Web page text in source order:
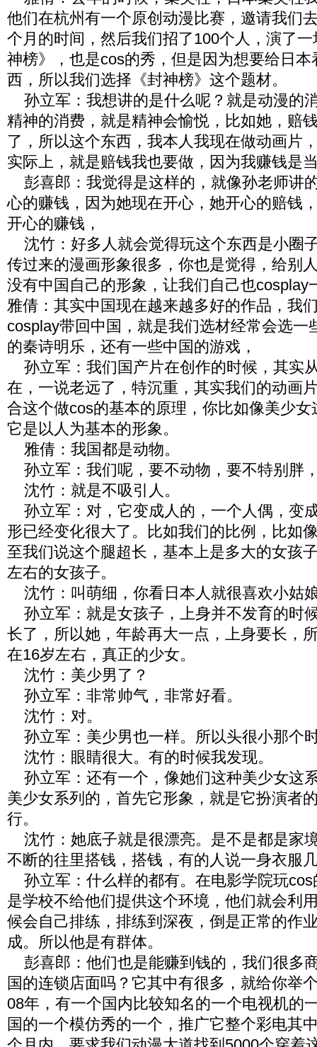
他们在杭州有一个原创动漫比赛，邀请我们
个月的时间，然后我们招了100个人，演了
神榜》，也是cos的秀，但是因为想要给日
西，所以我们选择《封神榜》这个题材。
孙立军：我想讲的是什么呢？就是动漫的
精神的消费，就是精神会愉悦，比如她，赔
了，所以这个东西，我本人我现在做动画片
实际上，就是赔钱我也要做，因为我赚钱是
彭喜郎：我觉得是这样的，就像孙老师讲
心的赚钱，因为她现在开心，她开心的赔钱
开心的赚钱，
沈竹：好多人就会觉得玩这个东西是小圈
传过来的漫画形象很多，你也是觉得，给别
没有中国自己的形象，让我们自己也cosplay
雅倩：其实中国现在越来越多好的作品，我
cosplay带回中国，就是我们选材经常会选一
的秦诗明乐，还有一些中国的游戏，
孙立军：我们国产片在创作的时候，其实
在，一说老远了，特沉重，其实我们的动画
合这个做cos的基本的原理，你比如像美少
它是以人为基本的形象。
雅倩：我国都是动物。
孙立军：我们呢，要不动物，要不特别胖
沈竹：就是不吸引人。
孙立军：对，它变成人的，一个人偶，变
形已经变化很大了。比如我们的比例，比如
至我们说这个腿超长，基本上是多大的女孩
左右的女孩子。
沈竹：叫萌细，你看日本人就很喜欢小姑
孙立军：就是女孩子，上身并不发育的时
长了，所以她，年龄再大一点，上身要长，
在16岁左右，真正的少女。
沈竹：美少男了？
孙立军：非常帅气，非常好看。
沈竹：对。
孙立军：美少男也一样。所以头很小那个
沈竹：眼睛很大。有的时候我发现。
孙立军：还有一个，像她们这种美少女这
美少女系列的，首先它形象，就是它扮演者
行。
沈竹：她底子就是很漂亮。是不是都是家
不断的往里搭钱，搭钱，有的人说一身衣服
孙立军：什么样的都有。在电影学院玩cos
是学校不给他们提供这个环境，他们就会利
候会自己排练，排练到深夜，倒是正常的作
成。所以他是有群体。
彭喜郎：他们也是能赚到钱的，我们很多
国的连锁店面吗？它其中有很多，就给你举
08年，有一个国内比较知名的一个电视机的
国的一个模仿秀的一个，推广它整个彩电其